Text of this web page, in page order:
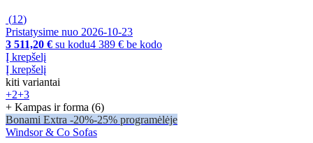
(12)
Pristatysime nuo 2026‑10‑23
3 511,20 € su kodu4 389 € be kodo
Į krepšelį
Į krepšelį
kiti variantai
+2+3
+ Kampas ir forma (6)
Bonami Extra -20%-25% programėlėje
Windsor & Co Sofas